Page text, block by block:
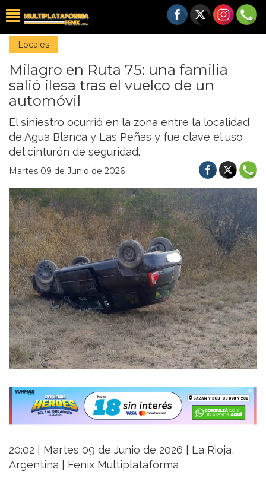
Locales
Milagro en Ruta 75: una familia
salió ilesa tras el vuelco de un
automóvil
El siniestro ocurrió en la zona entre la localidad
de Agua Blanca y Las Peñas y fue clave el uso
del cinturón de seguridad.
Martes 09 de Junio de 2026
20:02 | Martes 09 de Junio de 2026 | La Rioja,
Argentina | Fenix Multiplataforma